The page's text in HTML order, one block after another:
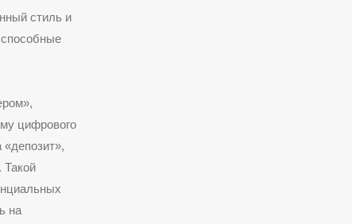
стиль и
цифрового
Такой
на